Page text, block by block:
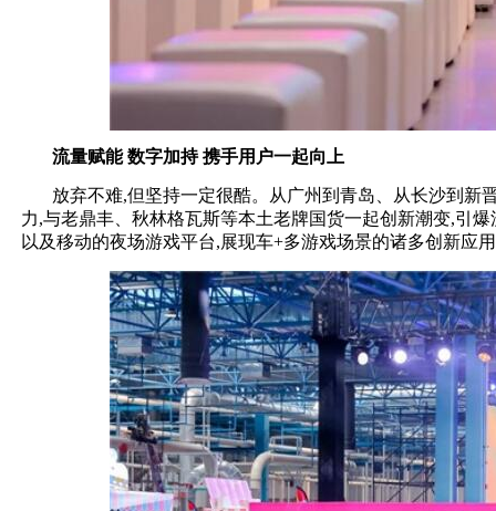
流量赋能 数字加持 携手用户一起向上
放弃不难,但坚持一定很酷。从广州到青岛、从长沙到新
力,与老鼎丰、秋林格瓦斯等本土老牌国货一起创新潮变,引
以及移动的夜场游戏平台,展现车+多游戏场景的诸多创新应